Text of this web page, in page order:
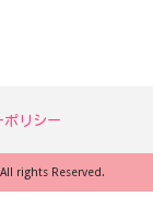
ポリシー
rights Reserved.